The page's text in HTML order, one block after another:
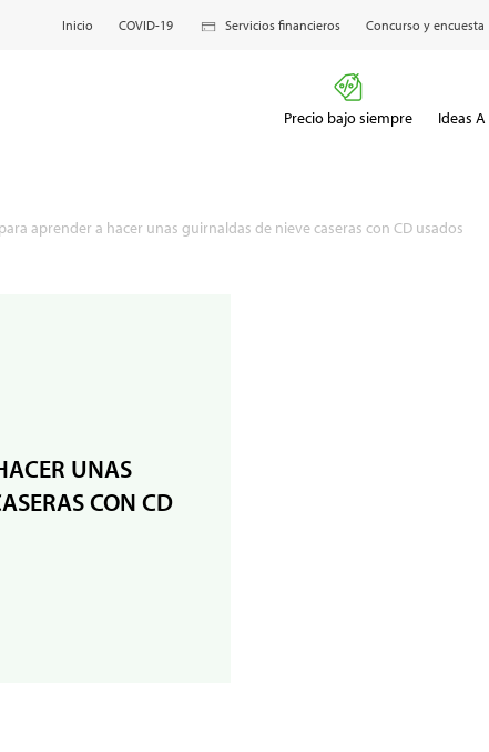
Inicio COVID-19 Servicios financieros Concurso y encuesta
Precio bajo siempre Ideas
aprender a hacer unas guirnaldas de nieve caseras con CD usados
UNAS
CON CD